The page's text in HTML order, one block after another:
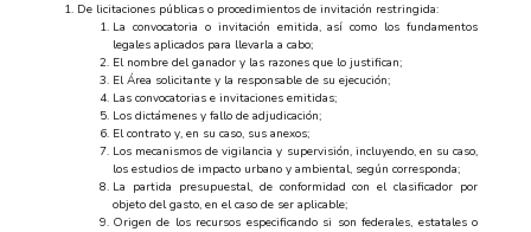
De licitaciones públicas o procedimientos de invitación restringida:
La convocatoria o invitación emitida, así como los fundamentos
legales aplicados para llevarla a cabo;
El nombre del ganador y las razones que lo justifican;
El Área solicitante y la responsable de su ejecución;
Las convocatorias e invitaciones emitidas;
Los dictámenes y fallo de adjudicación;
El contrato y, en su caso, sus anexos;
Los mecanismos de vigilancia y supervisión, incluyendo, en su caso,
los estudios de impacto urbano y ambiental, según corresponda;
La partida presupuestal, de conformidad con el clasificador por
objeto del gasto, en el caso de ser aplicable;
Origen de los recursos especificando si son federales, estatales o